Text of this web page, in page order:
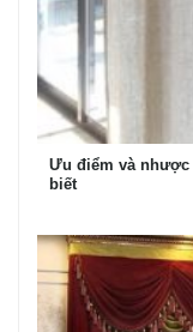
Ưu điểm và nhược
biết